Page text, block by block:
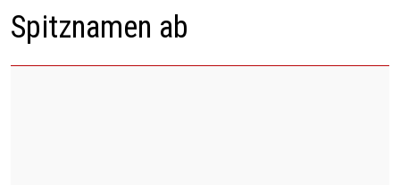
Spitznamen ab